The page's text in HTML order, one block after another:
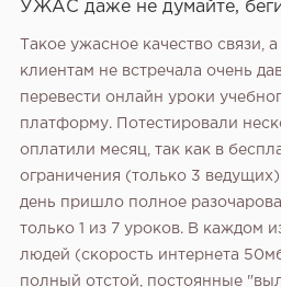
УЖАС даже не думайте,
Такое ужасное качество связи,
клиентам не встречала очень
перевести онлайн уроки
платформу. Потестировали
оплатили месяц, так как в
ограничения (только 3
день пришло полное
только 1 из 7 уроков. В каждом
людей (скорость интернета
полный отстой, постоянные